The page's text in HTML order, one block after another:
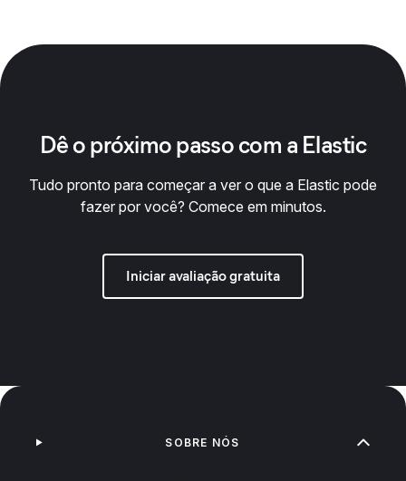
Dê o próximo passo com a Elastic
Tudo pronto para começar a ver o que a Elastic pode
fazer por você? Comece em minutos.
Iniciar avaliação gratuita
SOBRE NÓS